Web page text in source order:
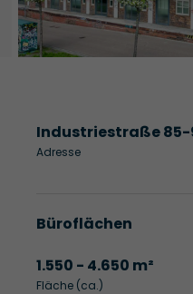
Industriestraße 85-
Adresse
Büroflächen
1.550 - 4.650 m²
Fläche (ca.)